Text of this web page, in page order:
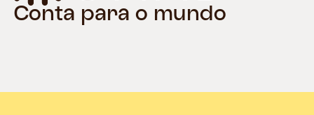
Conta para o mundo